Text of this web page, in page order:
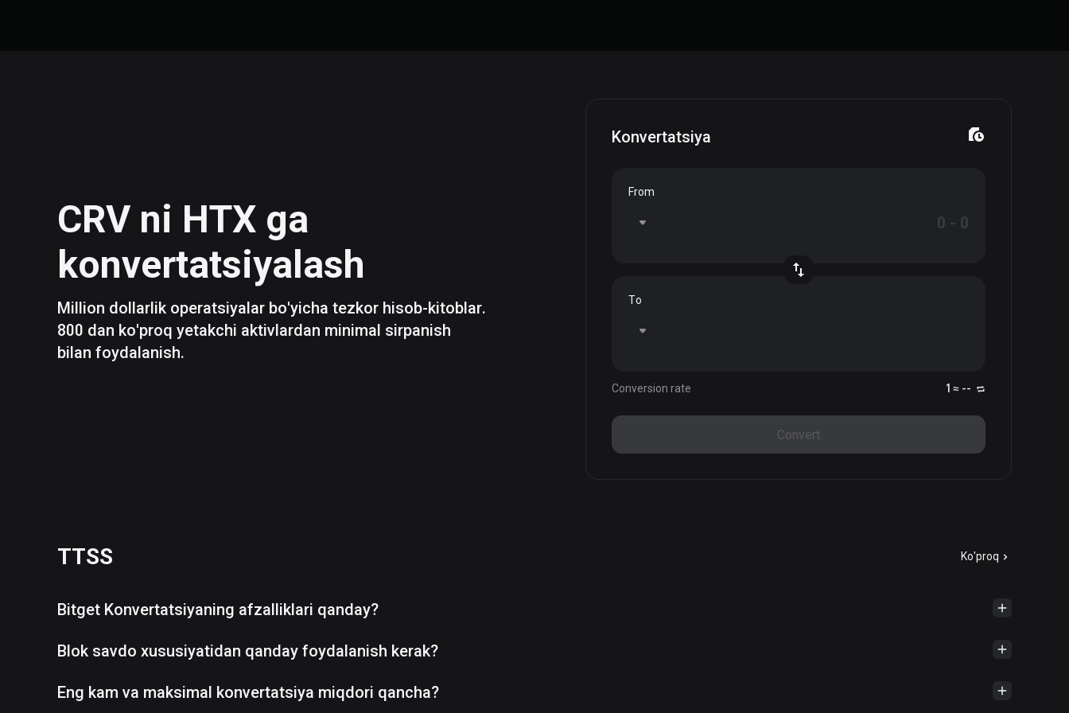
CRV ni HTX ga
konvertatsiyalash
Million dollarlik operatsiyalar bo'yicha tezkor hisob-kitoblar.
800 dan ko'proq yetakchi aktivlardan minimal sirpanish
bilan foydalanish.
Konvertatsiya
From
To
Conversion rate 1 ≈ --
Convert
TTSS Ko'proq
Bitget Konvertatsiyaning afzalliklari qanday?
Blok savdo xususiyatidan qanday foydalanish kerak?
Eng kam va maksimal konvertatsiya miqdori qancha?